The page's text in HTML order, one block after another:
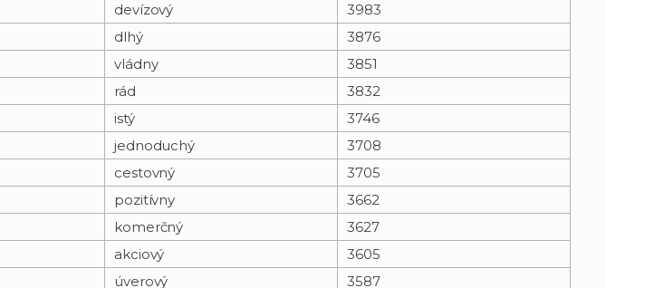
devízový
3983
dlhý
3876
vládny
3851
rád
3832
istý
3746
jednoduchý
3708
cestovný
3705
pozitívny
3662
komerčný
3627
akciový
3605
úverový 3587